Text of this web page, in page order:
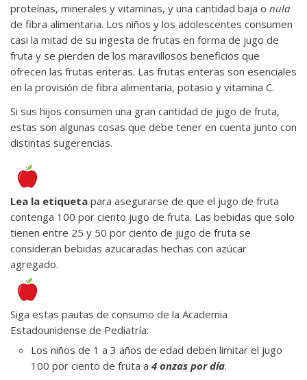
proteínas, minerales y vitaminas, y una cantidad baja o nula
de fibra alimentaria. Los niños y los adolescentes consumen
casi la mitad de su ingesta de frutas en forma de jugo de
fruta y se pierden de los maravillosos beneficios que
ofrecen las frutas enteras. Las frutas enteras son esenciales
en la provisión de fibra alimentaria, potasio y vitamina C.
Si sus hijos consumen una gran cantidad de jugo de fruta,
estas son algunas cosas que debe tener en cuenta junto con
distintas sugerencias.
Lea la etiqueta para asegurarse de que el jugo de fruta
contenga 100 por ciento jugo de fruta. Las bebidas que solo
tienen entre 25 y 50 por ciento de jugo de fruta se
consideran bebidas azucaradas hechas con azúcar
agregado.
Siga estas pautas de consumo de la Academia
Estadounidense de Pediatría:
Los niños de 1 a 3 años de edad deben limitar el jugo
100 por ciento de fruta a 4 onzas por día.